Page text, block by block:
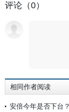
评论（0）
相同作者阅读
安倍今年是否下台